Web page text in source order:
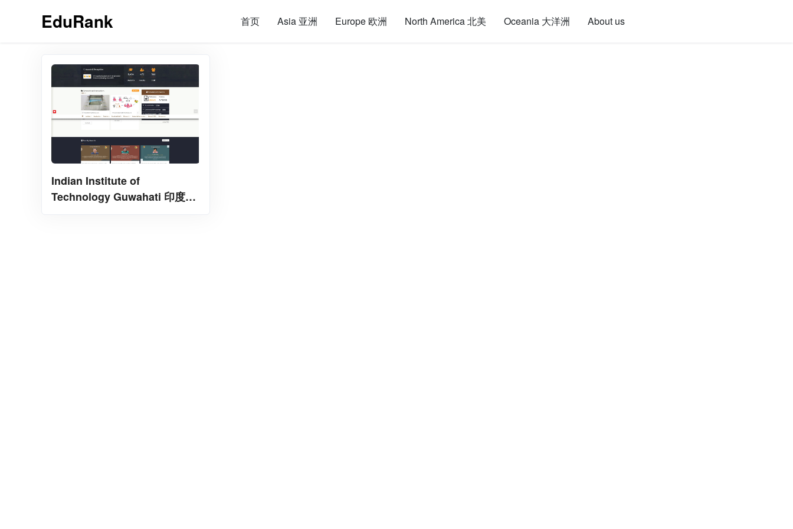
EduRank 首页 Asia 亚洲 Europe 欧洲 North America 北美 Oceania 大洋洲 About us
Indian Institute of
Technology Guwahati 印度理